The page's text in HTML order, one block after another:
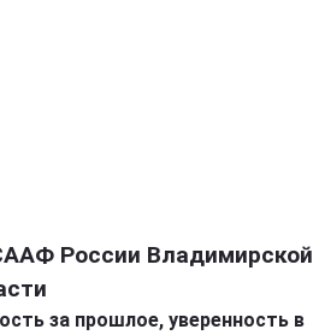
России Владимирской
за прошлое, уверенность в